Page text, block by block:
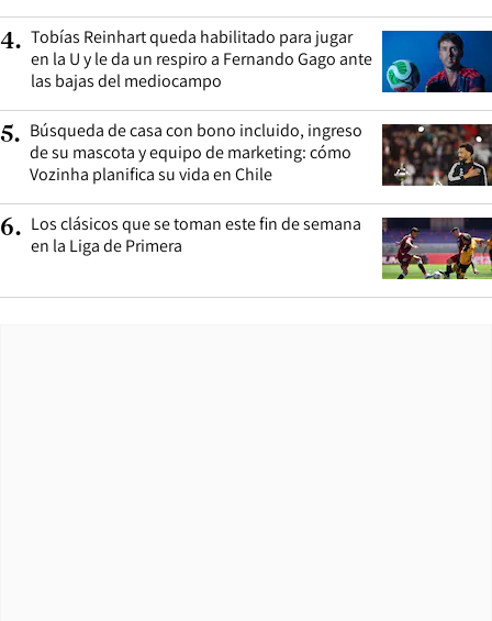
4. Tobías Reinhart queda habilitado para jugar
en la U y le da un respiro a Fernando Gago ante
las bajas del mediocampo
5. Búsqueda de casa con bono incluido, ingreso
de su mascota y equipo de marketing: cómo
Vozinha planifica su vida en Chile
6. Los clásicos que se toman este fin de semana
en la Liga de Primera